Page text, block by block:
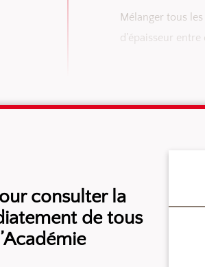
Mélanger tous
d’épaisseur
consulter la
de tous